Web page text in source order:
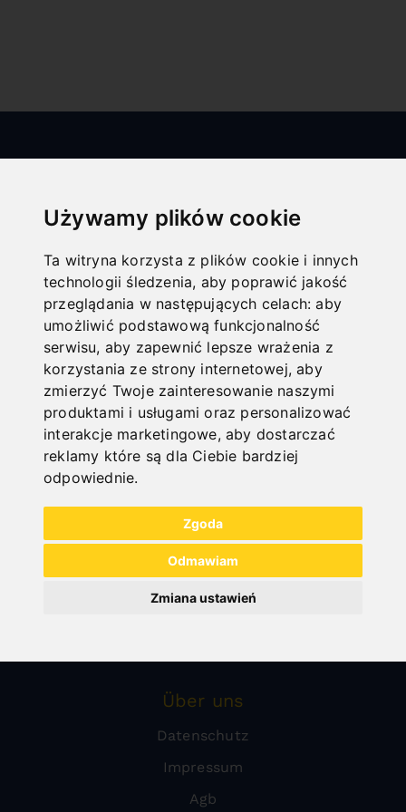
Używamy plików cookie
Ta witryna korzysta z plików cookie i innych
technologii śledzenia, aby poprawić jakość
przeglądania w następujących celach:aby
umożliwić podstawową funkcjonalność
serwisu, aby zapewnić lepsze wrażenia z
korzystania ze strony internetowej,aby
zmierzyć Twoje zainteresowanie naszymi
produktami i usługami oraz personalizować
interakcje marketingowe,aby dostarczać
reklamy które są dla Ciebie bardziej
odpowiednie.
Zgoda
Odmawiam
Zmiana ustawień
All categories
Drewno
Metal
Technika transportowania
Obróbka blachy
Sale
Kompresory
Warsztat
Über uns
Datenschutz
Impressum
Agb